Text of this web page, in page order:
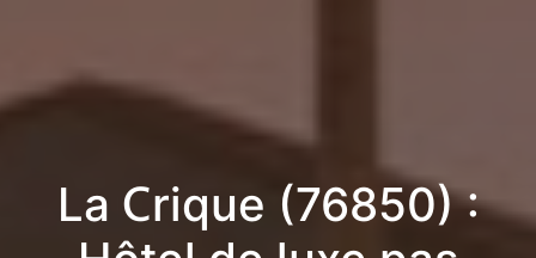
La Crique (76850) :